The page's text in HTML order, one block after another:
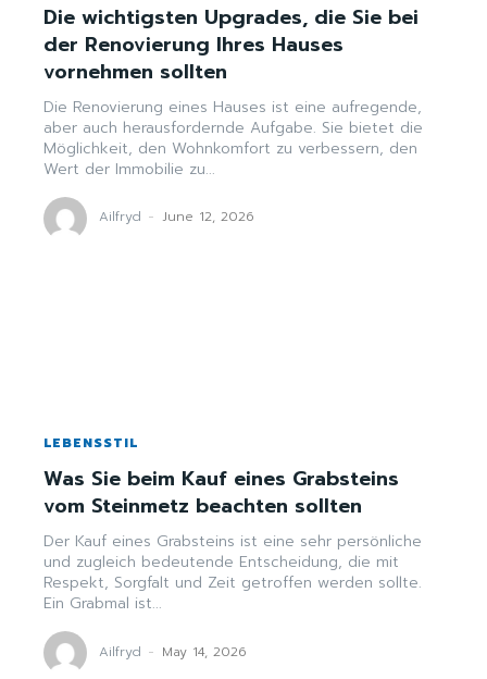
Die wichtigsten Upgrades, die Sie bei
der Renovierung Ihres Hauses
vornehmen sollten
Die Renovierung eines Hauses ist eine aufregende,
aber auch herausfordernde Aufgabe. Sie bietet die
Möglichkeit, den Wohnkomfort zu verbessern, den
Wert der Immobilie zu...
Ailfryd - June 12, 2026
LEBENSSTIL
Was Sie beim Kauf eines Grabsteins
vom Steinmetz beachten sollten
Der Kauf eines Grabsteins ist eine sehr persönliche
und zugleich bedeutende Entscheidung, die mit
Respekt, Sorgfalt und Zeit getroffen werden sollte.
Ein Grabmal ist...
Ailfryd - May 14, 2026